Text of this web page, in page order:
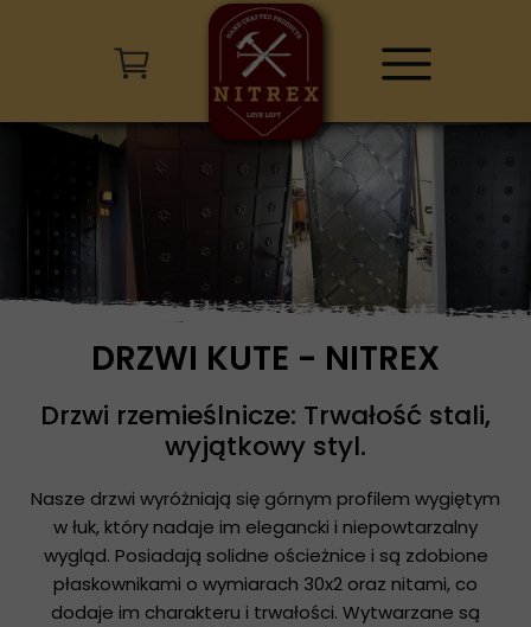
DRZWI KUTE - NITREX
Drzwi rzemieślnicze: Trwałość stali,
wyjątkowy styl.
Nasze drzwi wyróżniają się górnym profilem wygiętym
w łuk, który nadaje im elegancki i niepowtarzalny
wygląd. Posiadają solidne ościeżnice i są zdobione
płaskownikami o wymiarach 30x2 oraz nitami, co
dodaje im charakteru i trwałości. Wytwarzane są